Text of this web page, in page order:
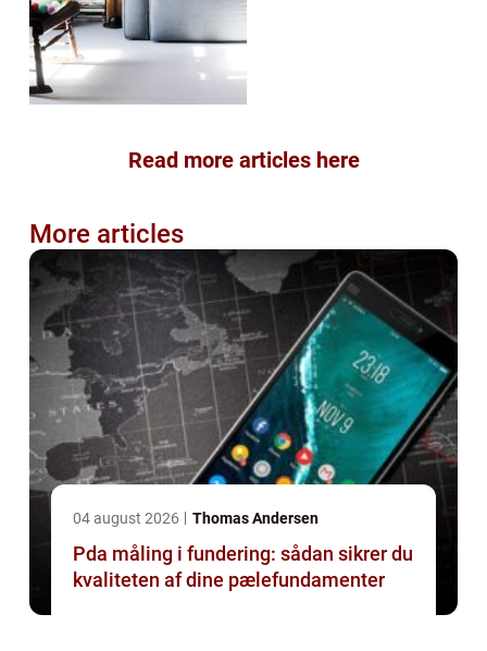
Read more articles here
More articles
04 august 2026 Thomas Andersen
Pda måling i fundering: sådan sikrer du
kvaliteten af dine pælefundamenter